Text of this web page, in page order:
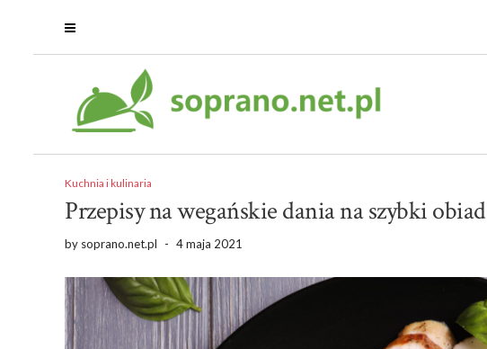
Kuchnia i kulinaria
Przepisy na wegańskie dania na szybki obiad
by soprano.net.pl - 4 maja 2021